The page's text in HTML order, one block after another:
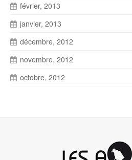
février, 2013
janvier, 2013
décembre, 2012
novembre, 2012
octobre, 2012